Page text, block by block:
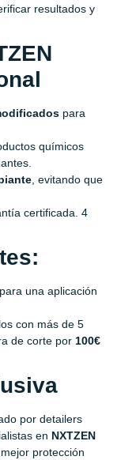
resultados y
para
químicos
, evitando que
certificada. 4
una aplicación
con más de 5
de corte por 100€
por detailers
en NXTZEN
mejor protección